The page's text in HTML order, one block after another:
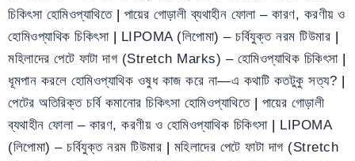
চিকিৎসা হোমিওপ্যাথিতে | পায়ের গোড়ালী ব্যথাহীন ফোলা – কারণ, করণীয় ও
হোমিওপ্যাথিক চিকিৎসা | LIPOMA (লিপোমা) – চর্বিযুক্ত নরম টিউমার |
মহিলাদের পেটে ফাটা দাগ (Stretch Marks) – হোমিওপ্যাথিক চিকিৎসা |
ধূমপান করলে হোমিওপ্যাথিক ওষুধ কাজ করে না—এ কথাটি কতটুকু সত্য? |
পেটের অতিরিক্ত চর্বি কমানোর চিকিৎসা হোমিওপ্যাথিতে | পায়ের গোড়ালী
ব্যথাহীন ফোলা – কারণ, করণীয় ও হোমিওপ্যাথিক চিকিৎসা | LIPOMA
(লিপোমা) – চর্বিযুক্ত নরম টিউমার | মহিলাদের পেটে ফাটা দাগ (Stretch